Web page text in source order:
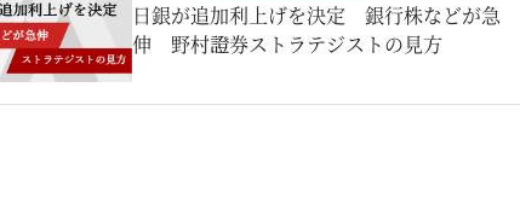
日銀が追加利上げを決定 銀行株などが急
伸 野村證券ストラテジストの見方